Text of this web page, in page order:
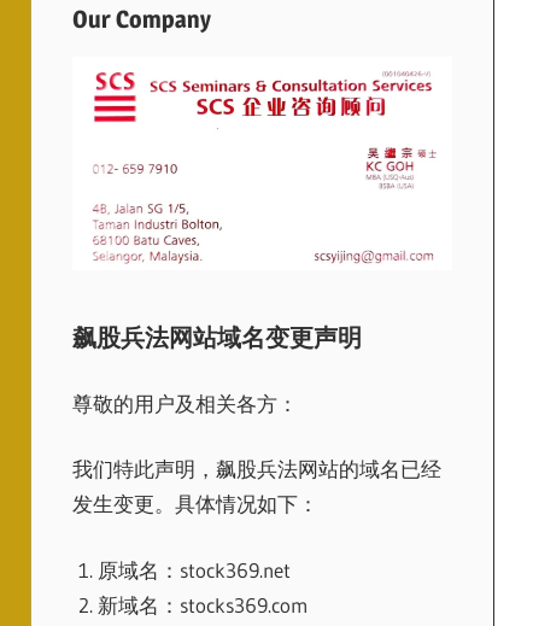
Our Company
飙股兵法网站域名变更声明
尊敬的用户及相关各方：
我们特此声明，飙股兵法网站的域名已经
发生变更。具体情况如下：
原域名：stock369.net
新域名：stocks369.com